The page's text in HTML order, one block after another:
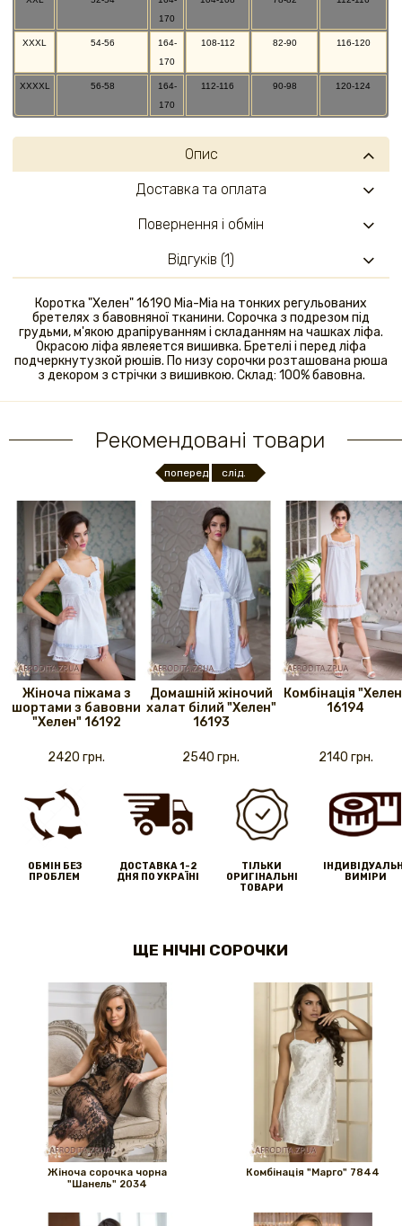
170
XXXL 54-56
164-
170
108-112 82-90 116-120
XXXXL 56-58
164-
170
112-116 90-98 120-124
Опис
Коротка "Хелен" 16190 Mia-Mia на тонких регульованих
бретелях з бавовняної тканини. Сорочка з подрезом під
грудьми, м'якою драпіруванням і складанням на чашках ліфа.
Окрасою ліфа явлеяется вишивка. Бретелі і перед ліфа
подчеркнутузкой рюшів. По низу сорочки розташована рюша
з декором з стрічки з вишивкою. Склад: 100% бавовна.
Доставка та оплата
Повернення і обмін
Відгуків (1)
Рекомендовані товари
поперед. слід.
Жіноча піжама з
шортами з бавовни
"Хелен" 16192
2420 грн.
Домашній жіночий
халат білий "Хелен"
16193
2540 грн.
Комбінація
16194
2140 грн.
ОБМІН БЕЗ
ПРОБЛЕМ
ДОСТАВКА 1-2
ДНЯ ПО УКРАЇНІ
ТІЛЬКИ
ОРИГІНАЛЬНІ
ТОВАРИ
ВИМІРИ
ЩЕ НІЧНІ СОРОЧКИ
Жіноча сорочка чорна
"Шанель" 2034
Комбінація "Марго" 7844